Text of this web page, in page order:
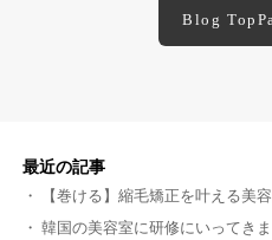
Blog
最近の記事
【巻ける】縮毛矯正を叶える美
韓国の美容室に研修にいってき